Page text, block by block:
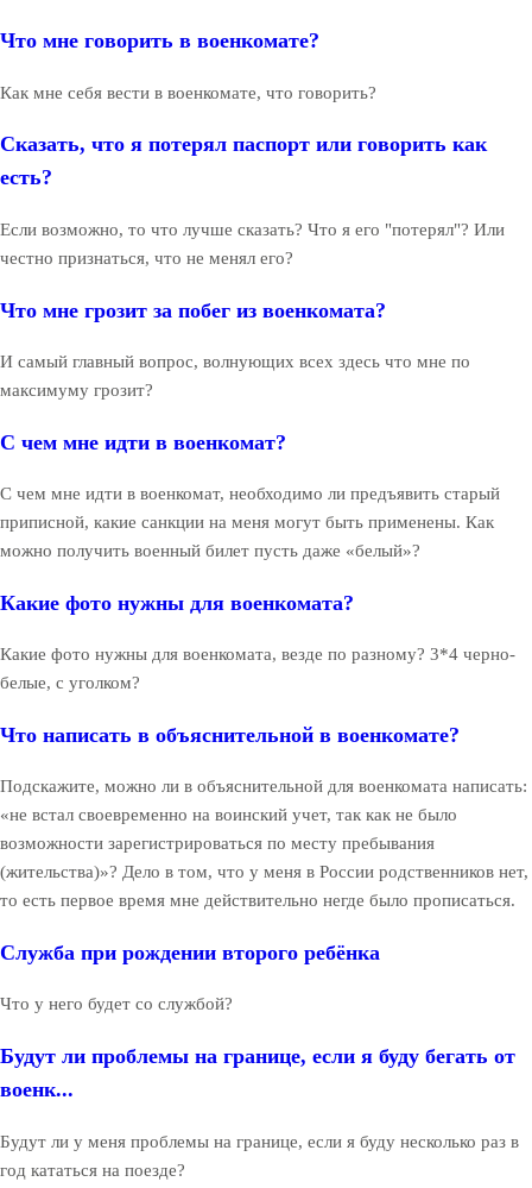
Что мне говорить в военкомате?
Как мне себя вести в военкомате, что говорить?
Сказать, что я потерял паспорт или говорить как
есть?
Если возможно, то что лучше сказать? Что я его "потерял"? Или
честно признаться, что не менял его?
Что мне грозит за побег из военкомата?
И самый главный вопрос, волнующих всех здесь что мне по
максимуму грозит?
С чем мне идти в военкомат?
С чем мне идти в военкомат, необходимо ли предъявить старый
приписной, какие санкции на меня могут быть применены. Как
можно получить военный билет пусть даже «белый»?
Какие фото нужны для военкомата?
Какие фото нужны для военкомата, везде по разному? 3*4 черно-
белые, с уголком?
Что написать в объяснительной в военкомате?
Подскажите, можно ли в объяснительной для военкомата написать:
«не встал своевременно на воинский учет, так как не было
возможности зарегистрироваться по месту пребывания
(жительства)»? Дело в том, что у меня в России родственников нет,
то есть первое время мне действительно негде было прописаться.
Служба при рождении второго ребёнка
Что у него будет со службой?
Будут ли проблемы на границе, если я буду бегать от
военк...
Будут ли у меня проблемы на границе, если я буду несколько раз в
год кататься на поезде?